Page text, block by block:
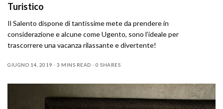
Turistico
Il Salento dispone di tantissime mete da prendere in
considerazione e alcune come Ugento, sono l’ideale per
trascorrere una vacanza rilassante e divertente!
GIUGNO 14, 2019 3 MINS READ 0 SHARES